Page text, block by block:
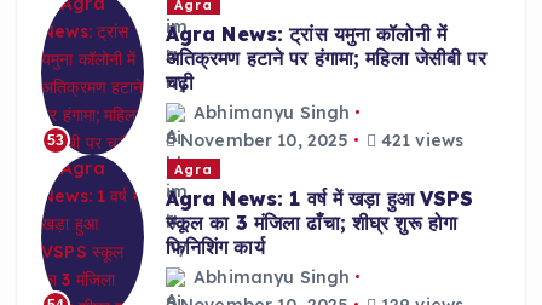
53
Agra
Agra News: ट्रांस यमुना कॉलोनी में
अतिक्रमण हटाने पर हंगामा; महिला जेसीबी पर
चढ़ी
Abhimanyu Singh
November 10, 2025
421 views
Agra
Agra News: 1 वर्ष में खड़ा हुआ VSPS
स्कूल का 3 मंजिला ढाँचा; शीघ्र शुरू होगा
फिनिशिंग कार्य
Abhimanyu Singh